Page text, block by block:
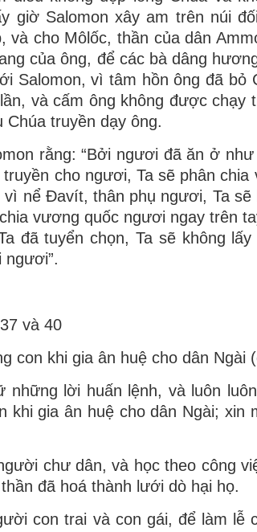
giờ Salomon xây am trên núi
và cho Môlốc, thần của dân
của ông, để các bà dâng
Salomon, vì tâm hồn ông đã bỏ
và cấm ông không được chạy
Chúa truyền dạy ông.
rằng: “Bởi ngươi đã ăn ở
cho ngươi, Ta sẽ phân
nể Ðavít, thân phụ ngươi, Ta sẽ
vương quốc ngươi ngay trên
đã tuyển chọn, Ta sẽ không
ngươi”.
và 40
con khi gia ân huệ cho dân Ngài
những lời huấn lệnh, và luôn
khi gia ân huệ cho dân Ngài; xin
chư dân, và học theo công
đã hoá thành lưới dò hại họ.
con trai và con gái, để làm lễ